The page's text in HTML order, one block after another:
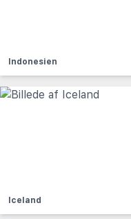
Indonesien
Iceland